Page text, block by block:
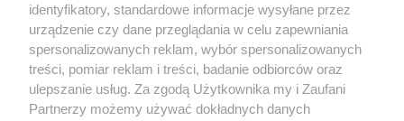
wykorzystanie utworów w całości lub w części z naruszeniem prawa,
tzn. bez właściwej zgody, jest zabronione pod groźbą kary i może być
ścigane prawnie.
identyfikatory, standardowe informacje wysyłane przez
urządzenie czy dane przeglądania w celu zapewniania
spersonalizowanych reklam, wybór spersonalizowanych
treści, pomiar reklam i treści, badanie odbiorców oraz
ulepszanie usług. Za zgodą Użytkownika my i Zaufani
Partnerzy możemy używać dokładnych danych